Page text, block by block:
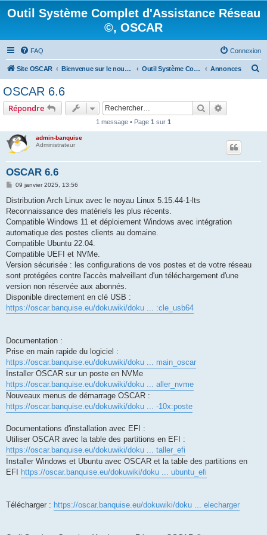
Outil Système Complet d'Assistance Réseau
©, OSCAR
FAQ Connexion
Site OSCAR Bienvenue sur le nouveau forum OSCAR Outil Système Complet d'Assistance Réseau ©, OSCAR Annonces
OSCAR 6.6
Répondre Rechercher
1 message • Page 1 sur 1
admin-banquise
Administrateur
OSCAR 6.6
M
s
a
g
09 janvier 2025, 13:56
Distribution Arch Linux avec le noyau Linux 5.15.44-1-lts
Reconnaissance des matériels les plus récents.
Compatible Windows 11 et déploiement Windows avec intégration
automatique des postes clients au domaine.
Compatible Ubuntu 22.04.
Compatible UEFI et NVMe.
Version sécurisée : les configurations de vos postes et de votre réseau
sont protégées contre l'accès malveillant d'un téléchargement d'une
version non réservée aux abonnés.
Disponible directement en clé USB :
https://oscar.banquise.eu/dokuwiki/doku ... :cle_usb64
Documentation :
Prise en main rapide du logiciel :
https://oscar.banquise.eu/dokuwiki/doku ... main_oscar
Installer OSCAR sur un poste en NVMe
https://oscar.banquise.eu/dokuwiki/doku ... aller_nvme
Nouveaux menus de démarrage OSCAR :
https://oscar.banquise.eu/dokuwiki/doku ... -10x:poste
Documentations d'installation avec EFI :
Utiliser OSCAR avec la table des partitions en EFI :
https://oscar.banquise.eu/dokuwiki/doku ... taller_efi
Installer Windows et Ubuntu avec OSCAR et la table des partitions en
EFI
https://oscar.banquise.eu/dokuwiki/doku ... ubuntu_efi
Télécharger : https://oscar.banquise.eu/dokuwiki/doku ... elecharger